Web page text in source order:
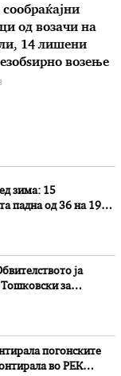
од возачи на
14 лишени
возење
зима: 15
падна од 36 на 19
ја
за
погонските
во РЕК